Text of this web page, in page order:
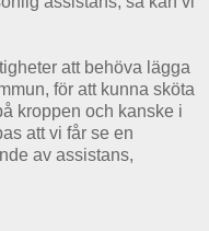
att behöva lägga
för att kunna sköta
kroppen och kanske i
att vi får se en
av assistans,